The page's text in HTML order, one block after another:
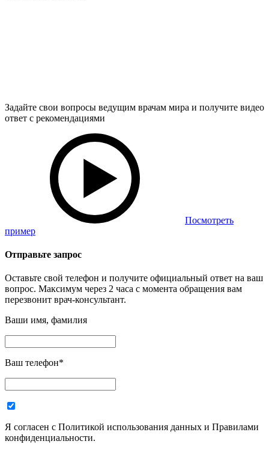
Задайте свои вопросы ведущим врачам мира и получите видео
ответ с рекомендациями
Посмотреть
пример
Отправьте запрос
Оставьте свой телефон и получите официальный ответ на ваш
вопрос. Максимум через 2 часа с момента обращения вам
перезвонит врач-консультант.
Ваши имя, фамилия
Ваш телефон*
Я согласен с Политикой использования данных и Правилами
конфиденциальности.